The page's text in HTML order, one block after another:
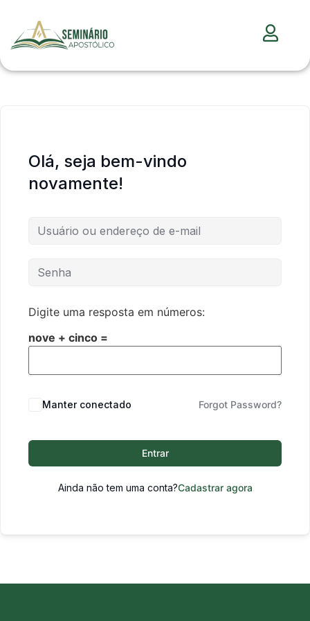
Olá, seja bem-vindo
novamente!
Digite uma resposta em números:
nove + cinco =
Manter conectado Forgot Password?
Entrar
Ainda não tem uma conta?Cadastrar agora